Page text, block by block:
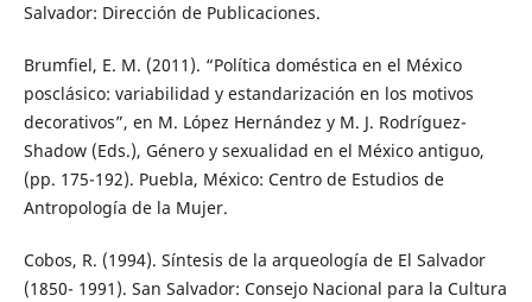
Salvador: Dirección de Publicaciones.
Brumfiel, E. M. (2011). “Política doméstica en el México
posclásico: variabilidad y estandarización en los motivos
decorativos”, en M. López Hernández y M. J. Rodríguez-
Shadow (Eds.), Género y sexualidad en el México antiguo,
(pp. 175-192). Puebla, México: Centro de Estudios de
Antropología de la Mujer.
Cobos, R. (1994). Síntesis de la arqueología de El Salvador
(1850- 1991). San Salvador: Consejo Nacional para la Cultura